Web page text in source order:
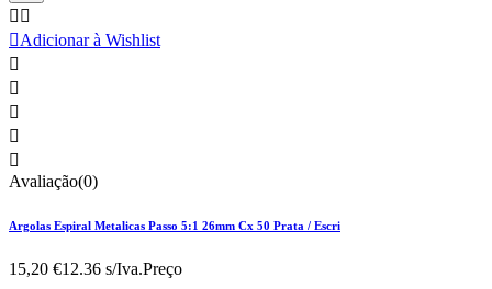
 
Adicionar à Wishlist





Avaliação(0)
Argolas Espiral Metalicas Passo 5:1 26mm Cx 50 Prata / Escri
15,20 €12.36 s/Iva.Preço